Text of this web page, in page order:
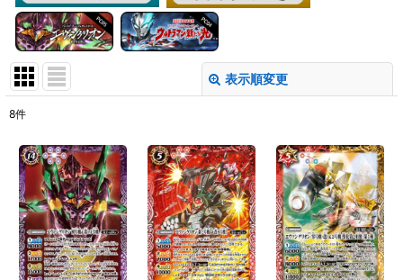
表示順変更
在庫あり
並び順:
絞り込む
8件